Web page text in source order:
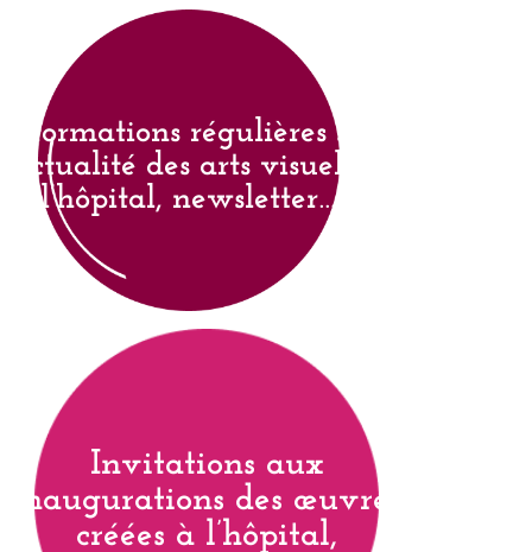
Informations régulières sur
des arts visuels à
l’hôpital, newsletter…
Invitations aux
inaugurations des œuvres
créées à l’hôpital,